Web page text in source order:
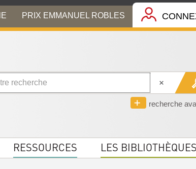
PRIX EMMANUEL ROBLES
recherche
RESSOURCES LES BIBLIOTHÈQUES